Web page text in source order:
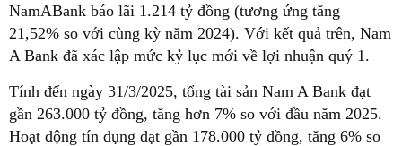
NamABank báo lãi 1.214 tỷ đồng (tương ứng tăng
21,52% so với cùng kỳ năm 2024). Với kết quả trên, Nam
A Bank đã xác lập mức kỷ lục mới về lợi nhuận quý 1.
Tính đến ngày 31/3/2025, tổng tài sản Nam A Bank đạt
gần 263.000 tỷ đồng, tăng hơn 7% so với đầu năm 2025.
Hoạt động tín dụng đạt gần 178.000 tỷ đồng, tăng 6% so